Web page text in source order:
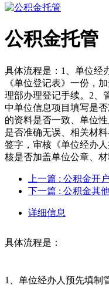
公积金托管
具体流程是：1、单位经
《单位登记表》一份，
理部办理登记手续。2、
中单位信息项目填写是
的资料是否一致、单位
是否准确无误、相关材
签字，审核《单位经办
核是否加盖单位公章、
上一篇 : 公积金开户
下一篇 : 公积金其
详细信息
具体流程是：
1、单位经办人预先填制